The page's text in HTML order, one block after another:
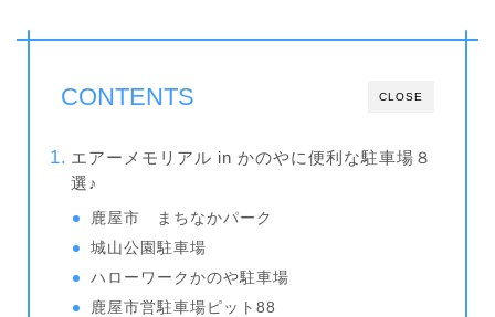
CLOSE
CONTENTS
エアーメモリアル in かのやに便利な駐車場８
選♪
鹿屋市 まちなかパーク
城山公園駐車場
ハローワークかのや駐車場
鹿屋市営駐車場ピット88